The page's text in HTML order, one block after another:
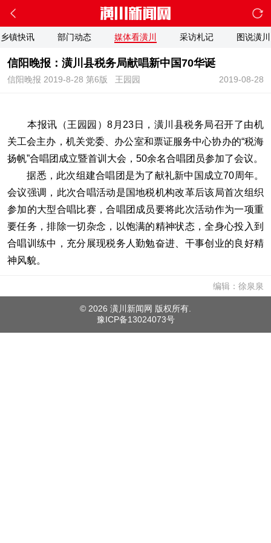
乡镇快讯 部门动态 媒体看潢川 采访札记 图说潢川
信阳晚报：潢川县税务局献唱新中国70华诞
2019-08-28
信阳晚报 2019-8-28 第6版 王园园
本报讯（王园园）8月23日，潢川县税务局召开了由机
关工会主办，机关党委、办公室和票证服务中心协办的“税海
扬帆”合唱团成立暨首训大会，50余名合唱团员参加了会议。
据悉，此次组建合唱团是为了献礼新中国成立70周年。
会议强调，此次合唱活动是国地税机构改革后该局首次组织
参加的大型合唱比赛，合唱团成员要将此次活动作为一项重
要任务，排除一切杂念，以饱满的精神状态，全身心投入到
合唱训练中，充分展现税务人勤勉奋进、干事创业的良好精
神风貌。
编辑：徐泉泉
© 2026 潢川新闻网 版权所有.
豫ICP备13024073号